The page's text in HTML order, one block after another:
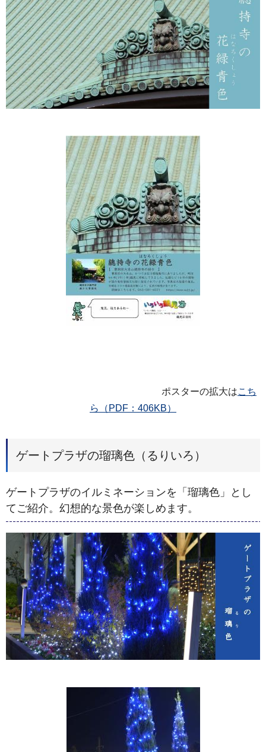
ポスターの拡大はこち
ら（PDF：406KB）
ゲートプラザの瑠璃色（るりいろ）
ゲートプラザのイルミネーションを「瑠璃色」とし
てご紹介。幻想的な景色が楽しめます。